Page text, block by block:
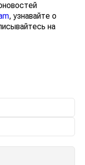
, узнавайте о
на